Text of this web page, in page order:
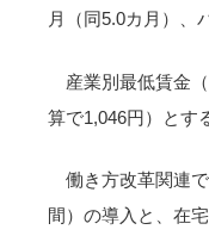
月（同5.0カ月）、
産業別最低賃金
算で1,046円）とす
働き方改革関連
間）の導入と、在